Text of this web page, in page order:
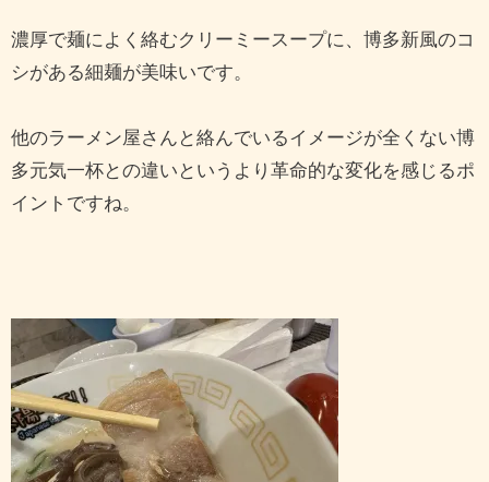
濃厚で麺によく絡むクリーミースープに、博多新風のコ
シがある細麺が美味いです。
他のラーメン屋さんと絡んでいるイメージが全くない博
多元気一杯との違いというより革命的な変化を感じるポ
イントですね。